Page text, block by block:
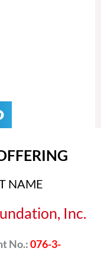
NAME
Inc.
No.:076-3-